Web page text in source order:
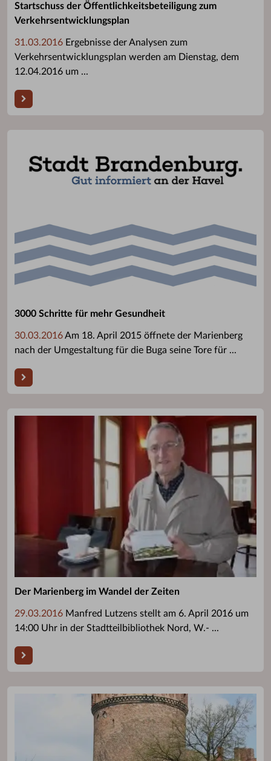
Startschuss der Öffentlichkeitsbeteiligung zum
Verkehrsentwicklungsplan
31.03.2016 Ergebnisse der Analysen zum
Verkehrsentwicklungsplan werden am Dienstag, dem
12.04.2016 um ...
3000 Schritte für mehr Gesundheit
30.03.2016Am 18. April 2015 öffnete der Marienberg
nach der Umgestaltung für die Buga seine Tore für ...
Der Marienberg im Wandel der Zeiten
29.03.2016 Manfred Lutzens stellt am 6. April 2016 um
14:00 Uhr in der Stadtteilbibliothek Nord, W.- ...